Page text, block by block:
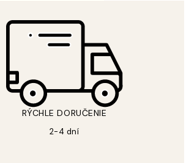
RÝCHLE DORUČENIE
2-4 dní